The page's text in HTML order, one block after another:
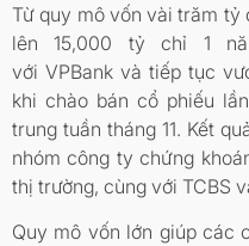
Từ quy mô vốn vài trăm tỷ
lên 15,000 tỷ chỉ 1
với VPBank và tiếp tục
khi chào bán cổ phiếu
trung tuần tháng 11. Kết
nhóm công ty chứng
thị trường, cùng với TCBS
Quy mô vốn lớn giúp các